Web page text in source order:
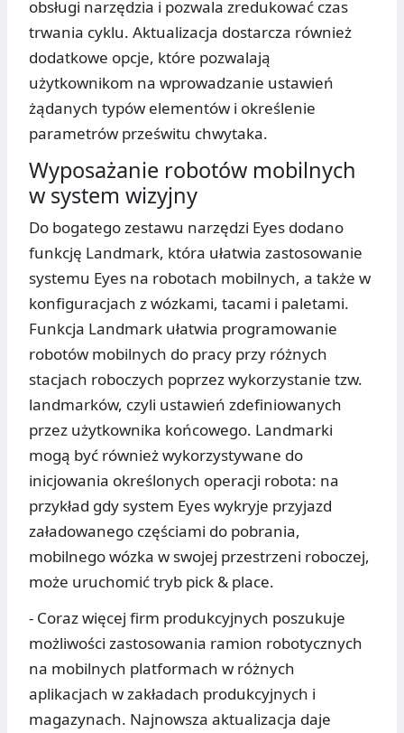
obsługi narzędzia i pozwala zredukować czas
trwania cyklu. Aktualizacja dostarcza również
dodatkowe opcje, które pozwalają
użytkownikom na wprowadzanie ustawień
żądanych typów elementów i określenie
parametrów prześwitu chwytaka.
Wyposażanie robotów mobilnych
w system wizyjny
Do bogatego zestawu narzędzi Eyes dodano
funkcję Landmark, która ułatwia zastosowanie
systemu Eyes na robotach mobilnych, a także w
konfiguracjach z wózkami, tacami i paletami.
Funkcja Landmark ułatwia programowanie
robotów mobilnych do pracy przy różnych
stacjach roboczych poprzez wykorzystanie tzw.
landmarków, czyli ustawień zdefiniowanych
przez użytkownika końcowego. Landmarki
mogą być również wykorzystywane do
inicjowania określonych operacji robota: na
przykład gdy system Eyes wykryje przyjazd
załadowanego częściami do pobrania,
mobilnego wózka w swojej przestrzeni roboczej,
może uruchomić tryb pick & place.
- Coraz więcej firm produkcyjnych poszukuje
możliwości zastosowania ramion robotycznych
na mobilnych platformach w różnych
aplikacjach w zakładach produkcyjnych i
magazynach. Najnowsza aktualizacja daje